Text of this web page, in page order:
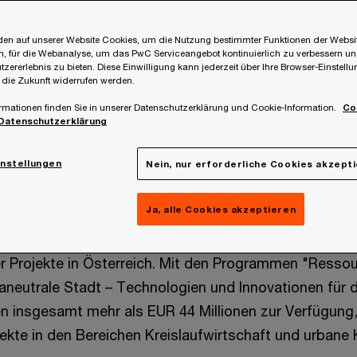
und
für Innovation, Mobilität und Infrastruktur
durch zwei neue Ausschreibungen die
Projekte in Österreich. Mit den Programmen
Stadt – Technologien und Innovationen für
insgesamt mehr als EUR 44 Millionen zur
in den Bereichen Kreislaufwirtschaft und urbane
auf unserer Website Cookies, um die Nutzung bestimmter Funktionen der
für die Webanalyse, um das PwC Serviceangebot kontinuierlich zu verbessern
zu bieten. Diese Einwilligung kann jederzeit über Ihre Browser-
Zukunft widerrufen werden.
finden Sie in unserer Datenschutzerklärung und Cookie-Information.
Nein, nur erforderliche Cookies
Ja, alle Cookies akzeptieren